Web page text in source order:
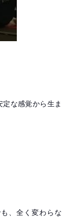
定な感覚から生ま
、全く変わらな